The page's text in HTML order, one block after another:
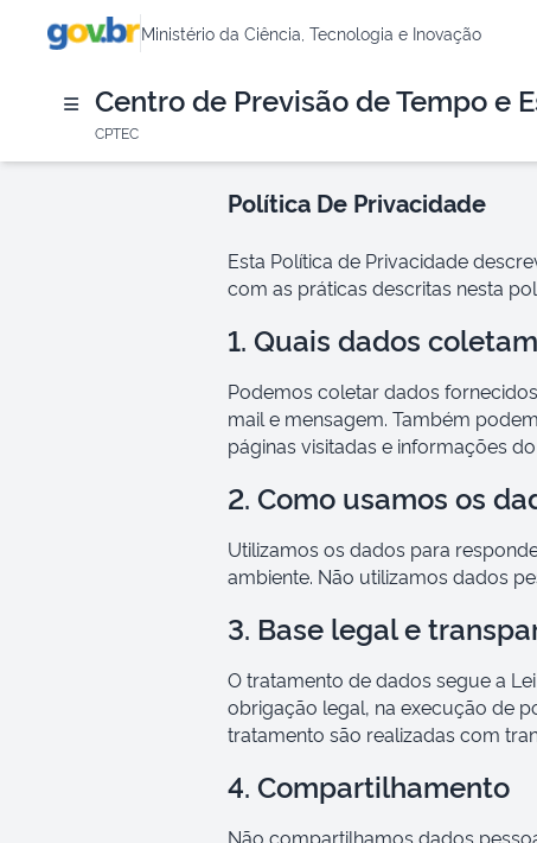
Ministério da Ciência, Tecnologia e Inovação
Centro de Previsão de Tempo e
CPTEC
Política De Privacidade
Esta Política de Privacidade
com as práticas descritas nesta
1. Quais dados
Podemos coletar dados
mail e mensagem. Também
páginas visitadas e informações
2. Como usamos os
Utilizamos os dados para
ambiente. Não utilizamos dados
3. Base legal e
O tratamento de dados segue a
obrigação legal, na execução de
tratamento são realizadas com
4. Compartilhamento
Não compartilhamos dados